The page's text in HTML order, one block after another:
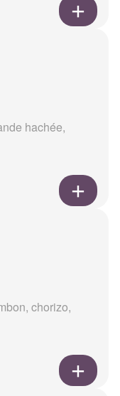
hachée,
chorizo,